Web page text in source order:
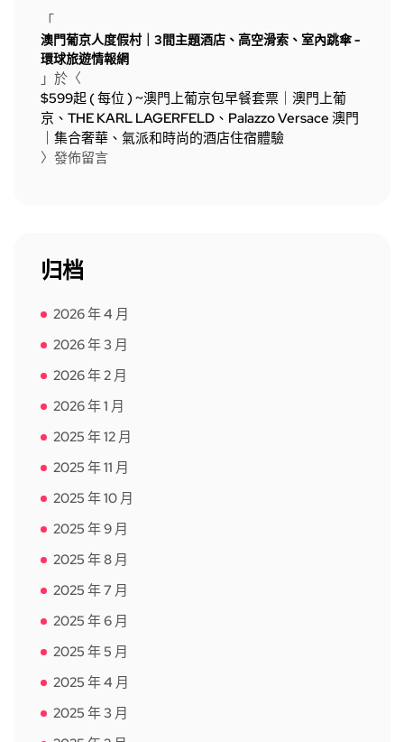
「
澳門葡京人度假村｜3間主題酒店、高空滑索、室內跳傘 -
環球旅遊情報網
」於〈
$599起 ( 每位 ) ~澳門上葡京包早餐套票｜澳門上葡
京、THE KARL LAGERFELD、Palazzo Versace 澳門
｜集合奢華、氣派和時尚的酒店住宿體驗
〉發佈留言
归档
2026 年 4 月
2026 年 3 月
2026 年 2 月
2026 年 1 月
2025 年 12 月
2025 年 11 月
2025 年 10 月
2025 年 9 月
2025 年 8 月
2025 年 7 月
2025 年 6 月
2025 年 5 月
2025 年 4 月
2025 年 3 月